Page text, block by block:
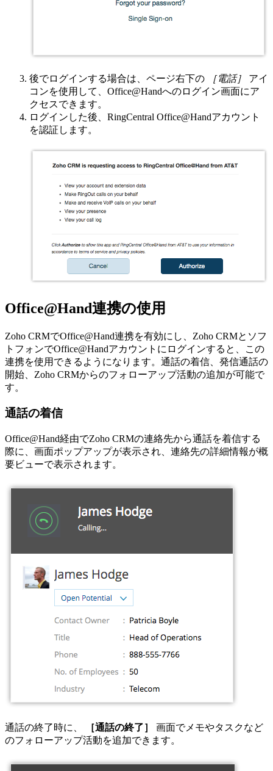
後でログインする場合は、ページ右下の ［電話］ アイ
コンを使用して、Office@Handへのログイン画面にア
クセスできます。
ログインした後、RingCentral Office@Handアカウント
を認証します。
Office@Hand連携の使用
Zoho CRMでOffice@Hand連携を有効にし、Zoho CRMとソフ
トフォンでOffice@Handアカウントにログインすると、この
連携を使用できるようになります。通話の着信、発信通話の
開始、Zoho CRMからのフォローアップ活動の追加が可能で
す。
通話の着信
Office@Hand経由でZoho CRMの連絡先から通話を着信する
際に、画面ポップアップが表示され、連絡先の詳細情報が概
要ビューで表示されます。
通話の終了時に、 ［通話の終了］ 画面でメモやタスクなど
のフォローアップ活動を追加できます。